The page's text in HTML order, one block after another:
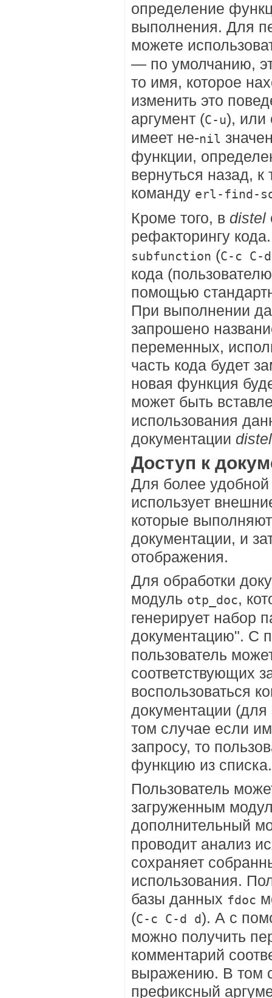
определение
выполнения. Для
можете
— по умолчанию,
то имя, которое
изменить это
аргумент (C-u), или
имеет не-nil
функции,
вернуться назад,
команду erl-find-
Кроме того, в distel
рефакторингу
subfunction (C-c C-
кода
помощью
При выполнении
запрошено
переменных,
часть кода будет
новая функция
может быть
использования
документации distel
Доступ к
Для более
использует
которые
документации, и
отображения.
Для обработки
модуль otp_doc,
генерирует набор
документацию". С
пользователь
соответствующих
воспользоваться
документации (для
том случае если
запросу, то
функцию из списка.
Пользователь
загруженным
дополнительный
проводит анализ
сохраняет
использования.
базы данных fdoc
(C-c C-d d). А с
можно получить
комментарий
выражению. В том
префиксный